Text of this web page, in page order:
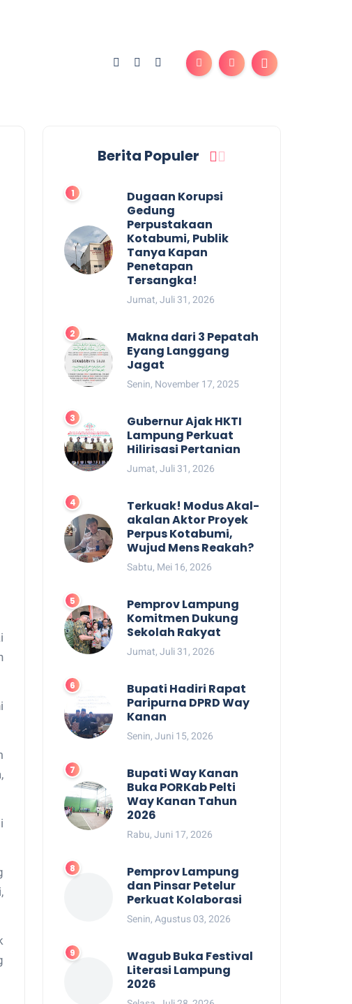
Berita Populer
Dugaan Korupsi
Gedung
Perpustakaan
Kotabumi, Publik
Tanya Kapan
Penetapan
Tersangka!
Jumat, Juli 31, 2026
Makna dari 3 Pepatah
Eyang Langgang
Jagat
Senin, November 17, 2025
Gubernur Ajak HKTI
Lampung Perkuat
Hilirisasi Pertanian
Jumat, Juli 31, 2026
Terkuak! Modus Akal-
akalan Aktor Proyek
Perpus Kotabumi,
Wujud Mens Reakah?
Sabtu, Mei 16, 2026
Pemprov Lampung
Komitmen Dukung
Sekolah Rakyat
Jumat, Juli 31, 2026
Bupati Hadiri Rapat
Paripurna DPRD Way
Kanan
Senin, Juni 15, 2026
Bupati Way Kanan
Buka PORKab Pelti
Way Kanan Tahun
2026
Rabu, Juni 17, 2026
Pemprov Lampung
dan Pinsar Petelur
Perkuat Kolaborasi
Senin, Agustus 03, 2026
Wagub Buka Festival
Literasi Lampung
2026